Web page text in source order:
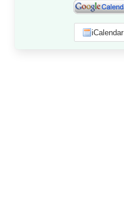
iCalendar